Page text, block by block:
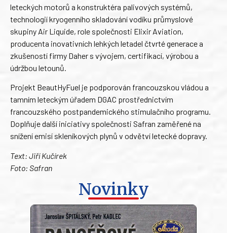
leteckých motorů a konstruktéra palivových systémů,
technologií kryogenního skladování vodíku průmyslové
skupiny Air Liquide, role společnosti Elixir Aviation,
producenta inovativních lehkých letadel čtvrté generace a
zkušeností firmy Daher s vývojem, certifikací, výrobou a
údržbou letounů.
Projekt BeautHyFuel je podporován francouzskou vládou a
tamním leteckým úřadem DGAC prostřednictvím
francouzského postpandemického stimulačního programu.
Doplňuje další iniciativy společnosti Safran zaměřené na
snížení emisí skleníkových plynů v odvětví letecké dopravy.
Text: Jiří Kučírek
Foto: Safran
Novinky